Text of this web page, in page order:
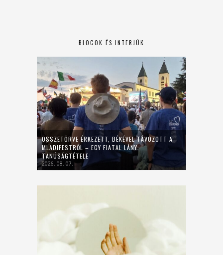
BLOGOK ÉS INTERJÚK
ÖSSZETÖRVE ÉRKEZETT, BÉKÉVEL TÁVOZOTT A
MLADIFESTRŐL – EGY FIATAL LÁNY
TANÚSÁGTÉTELE
2026. 08. 07.